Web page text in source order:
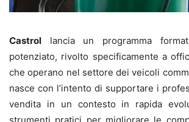
Castrol lancia un programma
potenziato, rivolto specificamente a
che operano nel settore dei veicoli
nasce con l’intento di supportare i
vendita in un contesto in rapida